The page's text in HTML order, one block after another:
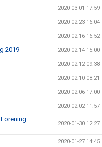
2020-03-01 17:59
2020-02-23 16:04
2020-02-16 16:52
2019 2020-02-14 15:00
2020-02-12 09:38
2020-02-10 08:21
2020-02-06 17:00
2020-02-02 11:57
2020-01-30 12:27
2020-01-27 14:45